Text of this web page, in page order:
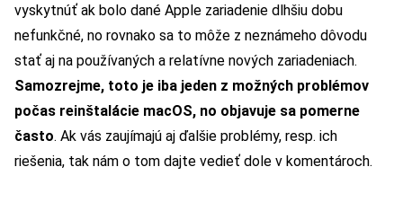
vyskytnúť ak bolo dané Apple zariadenie dlhšiu dobu
nefunkčné, no rovnako sa to môže z neznámeho dôvodu
stať aj na používaných a relatívne nových zariadeniach.
Samozrejme, toto je iba jeden z možných problémov
počas reinštalácie macOS, no objavuje sa pomerne
často. Ak vás zaujímajú aj ďalšie problémy, resp. ich
riešenia, tak nám o tom dajte vedieť dole v komentároch.